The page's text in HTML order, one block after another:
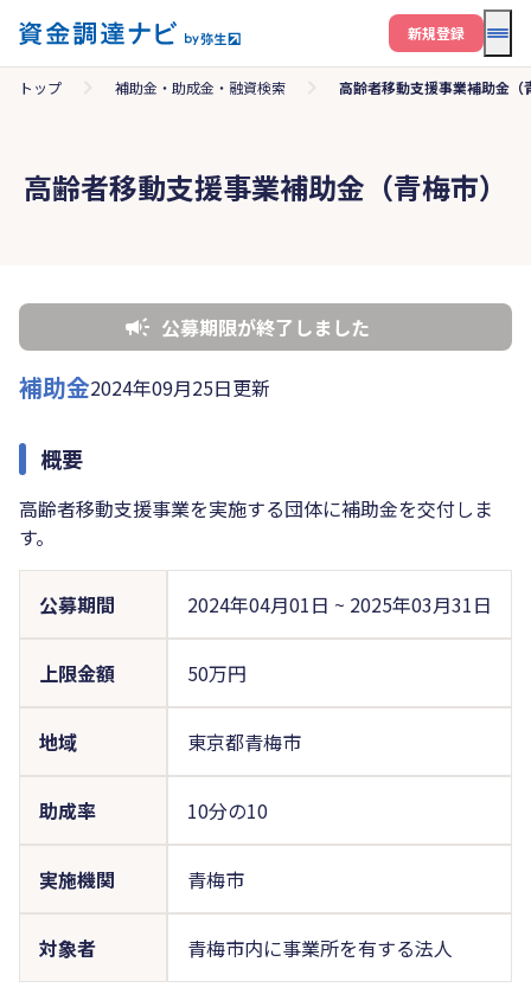
メ
新規登録
トップ 補助金・助成金・融資検索 高齢者移動支援事業補助金（
高齢者移動支援事業補助金（青梅市）
公募期限が終了しました
補助金2024年09月25日更新
概要
高齢者移動支援事業を実施する団体に補助金を交付しま
す。
公募期間 2024年04月01日 ~ 2025年03月31日
上限金額 50万円
地域 東京都青梅市
助成率 10分の10
実施機関 青梅市
対象者 青梅市内に事業所を有する法人